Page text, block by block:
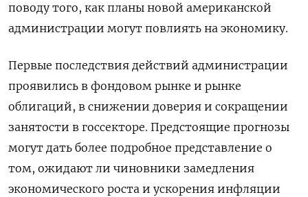
поводу того, как планы новой американской
администрации могут повлиять на экономику.
Первые последствия действий администрации
проявились в фондовом рынке и рынке
облигаций, в снижении доверия и сокращении
занятости в госсекторе. Предстоящие прогнозы
могут дать более подробное представление о
том, ожидают ли чиновники замедления
экономического роста и ускорения инфляции